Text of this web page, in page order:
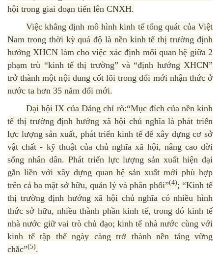
hội trong giai đoạn tiến lên CNXH.
Việc khẳng định mô hình kinh tế tổng quát của Việt
Nam trong thời kỳ quá độ là nền kinh tế thị trường định
hướng XHCN làm cho việc xác định mối quan hệ giữa 2
phạm trù “kinh tế thị trường” và “định hướng XHCN”
trở thành một nội dung cốt lõi trong đổi mới nhận thức ở
nước ta hơn 35 năm đổi mới.
Đại hội IX của Đảng chỉ rõ:“Mục đích của nền kinh
tế thị trường định hướng xã hội chủ nghĩa là phát triển
lực lượng sản xuất, phát triển kinh tế để xây dựng cơ sở
vật chất - kỹ thuật của chủ nghĩa xã hội, nâng cao đời
sống nhân dân. Phát triển lực lượng sản xuất hiện đại
gắn liền với xây dựng quan hệ sản xuất mới phù hợp
trên cả ba mặt sở hữu, quản lý và phân phối”(4); “Kinh tế
thị trường định hướng xã hội chủ nghĩa có nhiều hình
thức sở hữu, nhiều thành phần kinh tế, trong đó kinh tế
nhà nước giữ vai trò chủ đạo; kinh tế nhà nước cùng với
kinh tế tập thể ngày càng trở thành nền tảng vững
chắc”(5).